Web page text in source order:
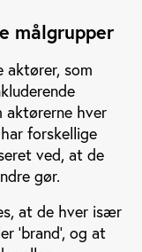
målgrupper
aktører, som
hver
forskellige
ved, at de
gør.
at de hver især
’brand’, og at